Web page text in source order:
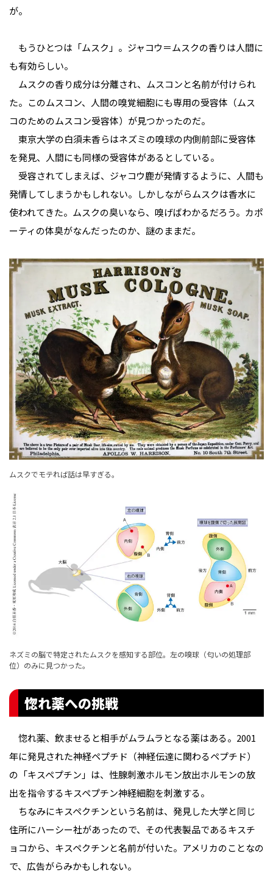
が。
もうひとつは「ムスク」。ジャコウ＝ムスクの香りは人間に
も有効らしい。
ムスクの香り成分は分離され、ムスコンと名前が付けられ
た。このムスコン、人間の嗅覚細胞にも専用の受容体（ムス
コのためのムスコン受容体）が見つかったのだ。
東京大学の白須未香らはネズミの嗅球の内側前部に受容体
を発見、人間にも同様の受容体があるとしている。
受容されてしまえば、ジャコウ鹿が発情するように、人間も
発情してしまうかもしれない。しかしながらムスクは香水に
使われてきた。ムスクの臭いなら、嗅げばわかるだろう。カポ
ーティの体臭がなんだったのか、謎のままだ。
ムスクでモテれば話は早すぎる。
ネズミの脳で特定されたムスクを感知する部位。左の嗅球（匂いの処理部
位）のみに見つかった。
惚れ薬への挑戦
惚れ薬、飲ませると相手がムラムラとなる薬はある。2001
年に発見された神経ペプチド（神経伝達に関わるペプチド）
の「キスペプチン」は、性腺刺激ホルモン放出ホルモンの放
出を指令するキスペプチン神経細胞を刺激する。
ちなみにキスペクチンという名前は、発見した大学と同じ
住所にハーシー社があったので、その代表製品であるキスチ
ョコから、キスペクチンと名前が付いた。アメリカのことなの
で、広告がらみかもしれない。